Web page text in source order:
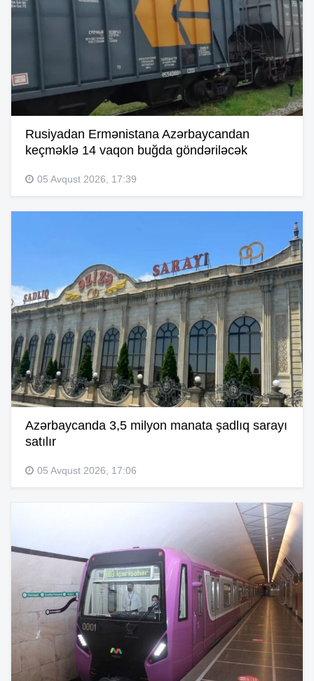
Rusiyadan Ermənistana Azərbaycandan
keçməklə 14 vaqon buğda göndəriləcək
05 Avqust 2026, 17:39
Azərbaycanda 3,5 milyon manata şadlıq sarayı
satılır
05 Avqust 2026, 17:06